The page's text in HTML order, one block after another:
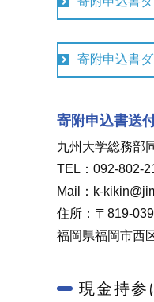
寄附申込書
寄附申込書送
九州大学総務部
TEL：092-802-
Mail：k-
住所：〒819-
福岡県福岡市西
現金持参